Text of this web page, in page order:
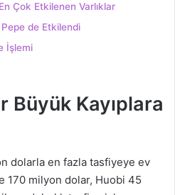
Çok Etkilenen Varlıklar
de Etkilendi
İşlemi
Büyük Kayıplara
dolarla en fazla tasfiyeye ev
170 milyon dolar, Huobi 45